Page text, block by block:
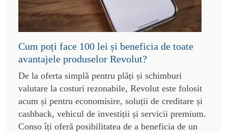
Cum poți face 100 lei și beneficia de toate
avantajele produselor Revolut?
De la oferta simplă pentru plăți și schimburi
valutare la costuri rezonabile, Revolut este folosit
acum și pentru economisire, soluții de creditare și
cashback, vehicul de investiții și servicii premium.
Conso îți oferă posibilitatea de a beneficia de un